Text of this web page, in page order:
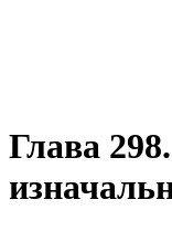
Глава